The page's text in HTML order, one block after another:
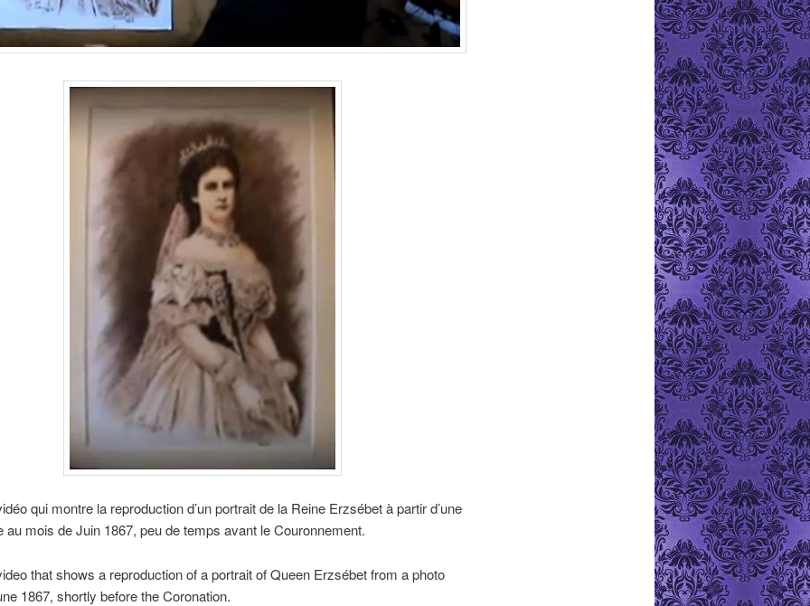
qui montre la reproduction d’un portrait de la Reine Erzsébet à partir d’une
au mois de Juin 1867, peu de temps avant le Couronnement.
that shows a reproduction of a portrait of Queen Erzsébet from a photo
1867, shortly before the Coronation.